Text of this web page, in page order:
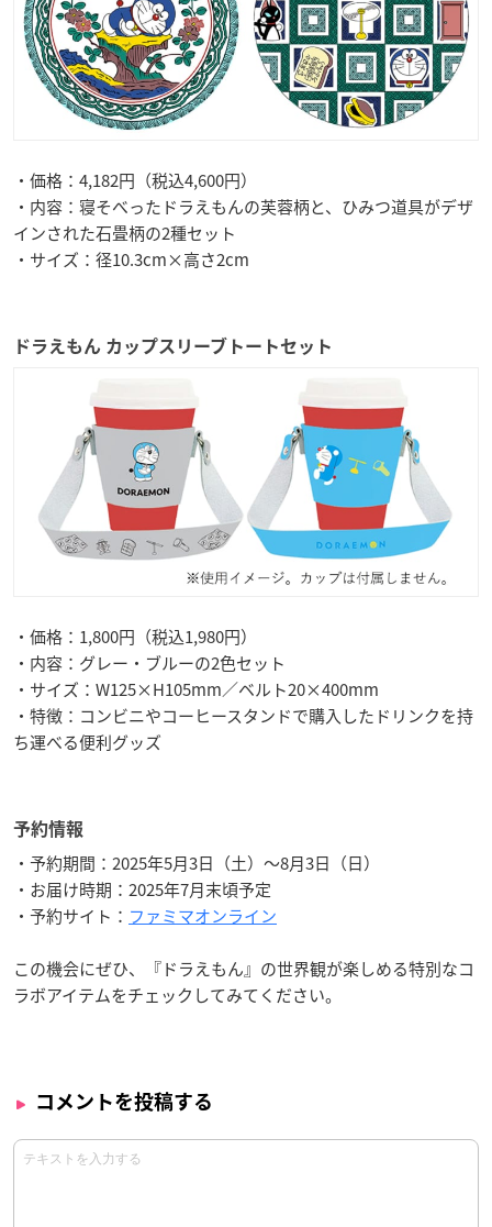
・価格：4,182円（税込4,600円）
・内容：寝そべったドラえもんの芙蓉柄と、ひみつ道具がデザ
インされた石畳柄の2種セット
・サイズ：径10.3cm×高さ2cm
ドラえもん カップスリーブトートセット
・価格：1,800円（税込1,980円）
・内容：グレー・ブルーの2色セット
・サイズ：W125×H105mm／ベルト20×400mm
・特徴：コンビニやコーヒースタンドで購入したドリンクを持
ち運べる便利グッズ
予約情報
・予約期間：2025年5月3日（土）～8月3日（日）
・お届け時期：2025年7月末頃予定
・予約サイト： ファミマオンライン
この機会にぜひ、『ドラえもん』の世界観が楽しめる特別なコ
ラボアイテムをチェックしてみてください。
コメントを投稿する